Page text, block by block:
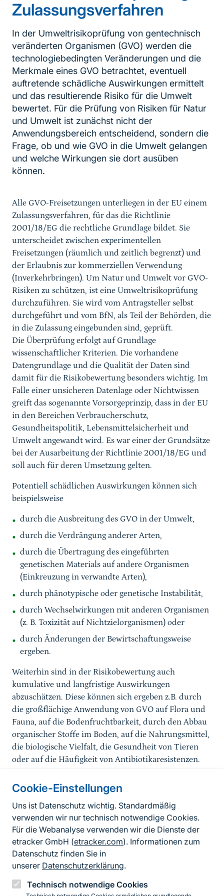
Cookie-Einstellungen
Uns ist Datenschutz wichtig. Standardmäßig
verwenden wir nur technisch notwendige Cookies.
Für die Webanalyse verwenden wir die Dienste der
etracker GmbH (etracker.com). Informationen zum
Datenschutz finden Sie in
unserer Datenschutzerklärung.
Technisch notwendige Cookies
Zulassungsverfahren
In der Umweltrisikoprüfung von gentechnisch
veränderten Organismen (GVO) werden die
technologiebedingten Veränderungen und die
Merkmale eines GVO betrachtet, eventuell
auftretende schädliche Auswirkungen ermittelt
und das resultierende Risiko für die Umwelt
bewertet. Für die Prüfung von Risiken für Natur
und Umwelt ist zunächst nicht der
Anwendungsbereich entscheidend, sondern die
Frage, ob und wie GVO in die Umwelt gelangen
und welche Wirkungen sie dort ausüben
können.
Alle GVO-Freisetzungen unterliegen in der EU einem
Zulassungsverfahren, für das die Richtlinie
2001/18/EG die rechtliche Grundlage bildet. Sie
unterscheidet zwischen experimentellen
Freisetzungen (räumlich und zeitlich begrenzt) und
der Erlaubnis zur kommerziellen Verwendung
(Inverkehrbringen). Um Natur und Umwelt vor GVO-
Risiken zu schützen, ist eine Umweltrisikoprüfung
durchzuführen. Sie wird vom Antragsteller selbst
durchgeführt und vom BfN, als Teil der Behörden, die
in die Zulassung eingebunden sind, geprüft.
Die Überprüfung erfolgt auf Grundlage
wissenschaftlicher Kriterien. Die vorhandene
Datengrundlage und die Qualität der Daten sind
damit für die Risikobewertung besonders wichtig. Im
Falle einer unsicheren Datenlage oder Nichtwissen
greift das sogenannte Vorsorgeprinzip, dass in der EU
in den Bereichen Verbraucherschutz,
Gesundheitspolitik, Lebensmittelsicherheit und
Umwelt angewandt wird. Es war einer der Grundsätze
bei der Ausarbeitung der Richtlinie 2001/18/EG und
soll auch für deren Umsetzung gelten.
Potentiell schädlichen Auswirkungen können sich
beispielsweise
durch die Ausbreitung des GVO in der Umwelt,
durch die Verdrängung anderer Arten,
durch die Übertragung des eingeführten
genetischen Materials auf andere Organismen
(Einkreuzung in verwandte Arten),
durch phänotypische oder genetische Instabilität,
durch Wechselwirkungen mit anderen Organismen
(z. B. Toxizität auf Nichtzielorganismen) oder
durch Änderungen der Bewirtschaftungsweise
ergeben.
Weiterhin sind in der Risikobewertung auch
kumulative und langfristige Auswirkungen
abzuschätzen. Diese können sich ergeben z.B. durch
die großflächige Anwendung von GVO auf Flora und
Fauna, auf die Bodenfruchtbarkeit, durch den Abbau
organischer Stoffe im Boden, auf die Nahrungsmittel,
die biologische Vielfalt, die Gesundheit von Tieren
oder auf die Häufigkeit von Antibiotikaresistenzen.
Informationen zur Seite
FußzeileKontakt zum BfN
Kontaktformular
Erklärung zur Barrierefreiheit
Impressum